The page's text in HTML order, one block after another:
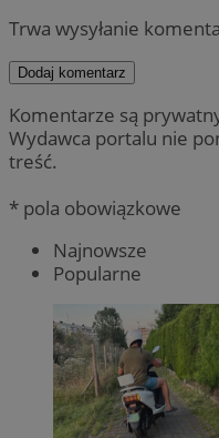
Trwa wysyłanie
Dodaj komentarz
Komentarze są
Wydawca portalu nie
treść.
* pola obowiązkowe
Najnowsze
Popularne